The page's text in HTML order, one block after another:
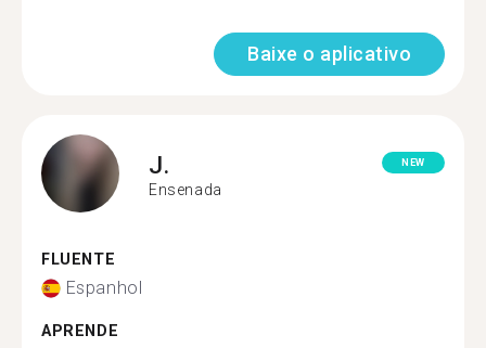
Baixe o aplicativo
J.
Ensenada
NEW
FLUENTE
Espanhol
APRENDE